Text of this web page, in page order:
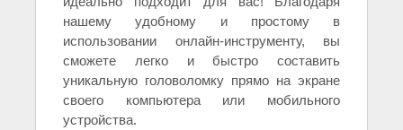
нашему удобному и простому в
использовании онлайн-инструменту, вы
сможете легко и быстро составить
уникальную головоломку прямо на экране
своего компьютера или мобильного
устройства.